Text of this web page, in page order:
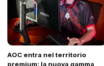
AOC entra nel territorio
premium: la nuova gamma